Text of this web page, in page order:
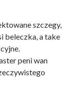
szczegy,
beleczka, a take
peni wan